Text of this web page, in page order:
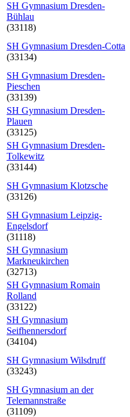
SH Gymnasium Dresden-
Bühlau
(33118)
SH Gymnasium Dresden-Cotta
(33134)
SH Gymnasium Dresden-
Pieschen
(33139)
SH Gymnasium Dresden-
Plauen
(33125)
SH Gymnasium Dresden-
Tolkewitz
(33144)
SH Gymnasium Klotzsche
(33126)
SH Gymnasium Leipzig-
Engelsdorf
(31118)
SH Gymnasium
Markneukirchen
(32713)
SH Gymnasium Romain
Rolland
(33122)
SH Gymnasium
Seifhennersdorf
(34104)
SH Gymnasium Wilsdruff
(33243)
SH Gymnasium an der
Telemannstraße
(31109)